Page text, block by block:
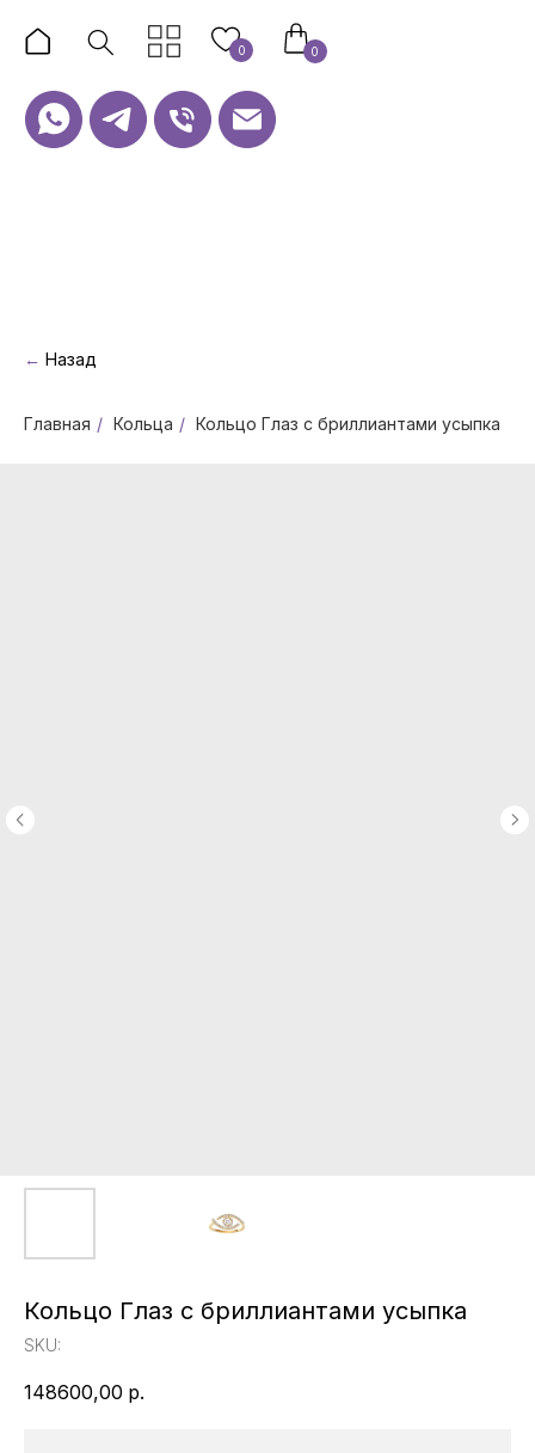
0
0
← Назад
Главная / Кольца / Кольцо Глаз с бриллиантами усыпка
Кольцо Глаз с бриллиантами усыпка
SKU:
148600,00 р.